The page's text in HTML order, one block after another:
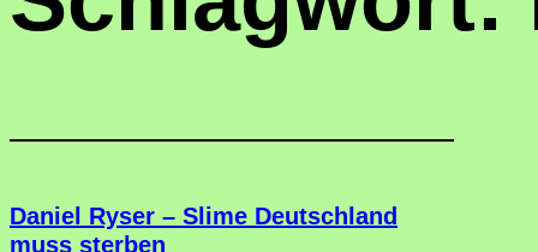
Daniel Ryser – Slime Deutschland
muss sterben